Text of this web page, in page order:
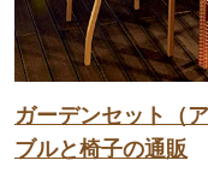
ガーデンセット（
ブルと椅子の通販